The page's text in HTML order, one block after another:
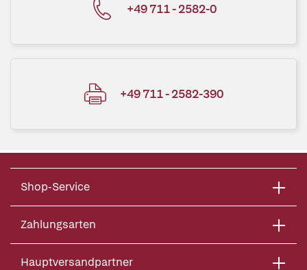
+49 711 - 2582-0
+49 711 - 2582-390
Shop-Service
Zahlungsarten
Hauptversandpartner